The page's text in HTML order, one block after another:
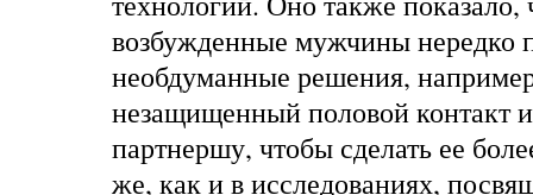
возбужденные мужчины нередко
необдуманные решения,
незащищенный половой контакт
партнершу, чтобы сделать ее
же, как и в исследованиях,